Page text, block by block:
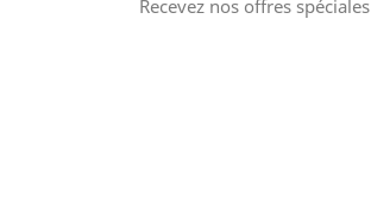
Recevez nos offres spéciales